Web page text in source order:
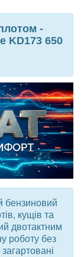
-
KD173 650
бензиновий
кущів та
двотактним
роботу без